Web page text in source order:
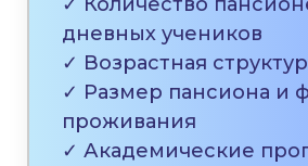
дневных учеников
✓ Возрастная
✓ Размер пансиона и
проживания
✓ Академические